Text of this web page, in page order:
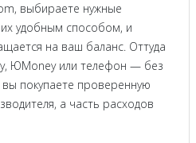
выбираете нужные
удобным способом, и
на ваш баланс. Оттуда
ЮMoney или телефон — без
покупаете проверенную
а часть расходов